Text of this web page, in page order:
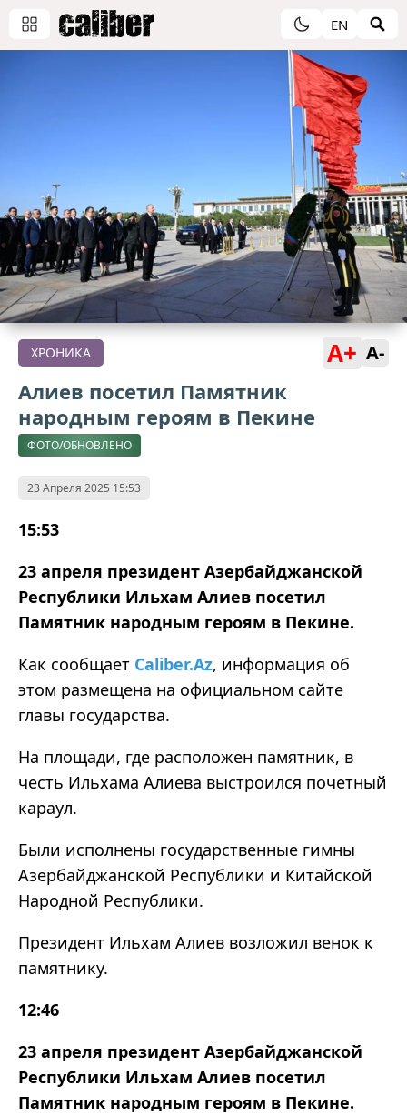
EN
ХРОНИКА A+ A-
Алиев посетил Памятник
народным героям в Пекине
ФОТО/ОБНОВЛЕНО
23 Апреля 2025 15:53
15:53
23 апреля президент Азербайджанской
Республики Ильхам Алиев посетил
Памятник народным героям в Пекине.
Как сообщает Caliber.Az, информация об
этом размещена на официальном сайте
главы государства.
На площади, где расположен памятник, в
честь Ильхама Алиева выстроился почетный
караул.
Были исполнены государственные гимны
Азербайджанской Республики и Китайской
Народной Республики.
Президент Ильхам Алиев возложил венок к
памятнику.
12:46
23 апреля президент Азербайджанской
Республики Ильхам Алиев посетил
Памятник народным героям в Пекине.